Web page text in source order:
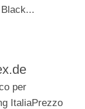
per
ItaliaPrezzo